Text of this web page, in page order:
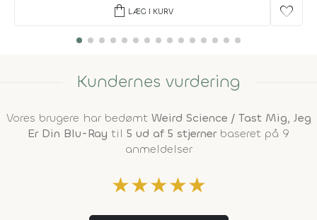
shopping_bag LÆG I KURV favorite
Kundernes vurdering
Vores brugere har bedømt Weird Science / Tast Mig, Jeg
Er Din Blu-Ray til 5 ud af 5 stjernerbaseret på 9
anmeldelser
★★★★★